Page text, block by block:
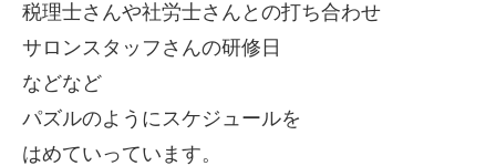
税理士さんや社労士さんとの打ち合わせ
サロンスタッフさんの研修日
などなど
パズルのようにスケジュールを
はめていっています。